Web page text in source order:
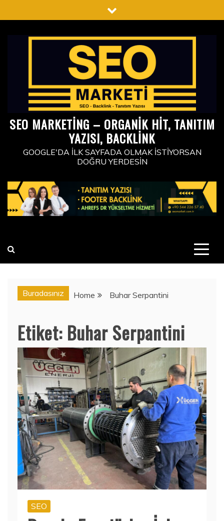
to
SEO MARKETING – ORGANIK HIT, TANITIM
YAZISI, BACKLINK
GOOGLE'DA İLK SAYFADA OLMAK İSTIYORSAN
DOĞRU YERDESIN
Buradasınız Home Buhar Serpantini
Etiket: Buhar Serpantini
SEO